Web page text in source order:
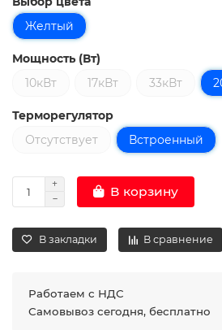
Желтый
Мощность (Вт)
10кВт
17кВт 33кВт
Терморегулятор
Отсутствует
Встроенный
В корзину
В закладки В сравнение
Работаем с НДС
Самовывоз сегодня, бесплатно